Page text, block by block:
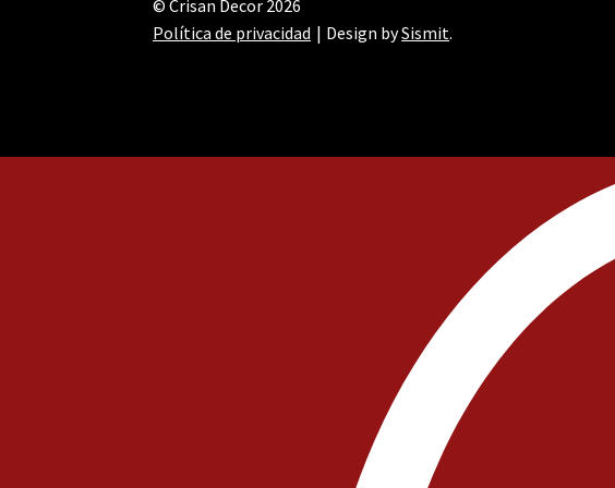
© Crisan Decor 2026
Política de privacidad
Design bySismit.